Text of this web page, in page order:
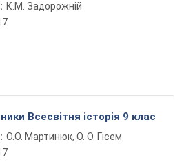
К.М. Задорожній
Всесвітня історія 9 клас
О.О. Мартинюк, О. О. Гісем